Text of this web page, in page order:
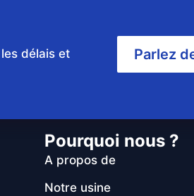
délais et
Parlez
Pourquoi nous ?
A propos de
Notre usine